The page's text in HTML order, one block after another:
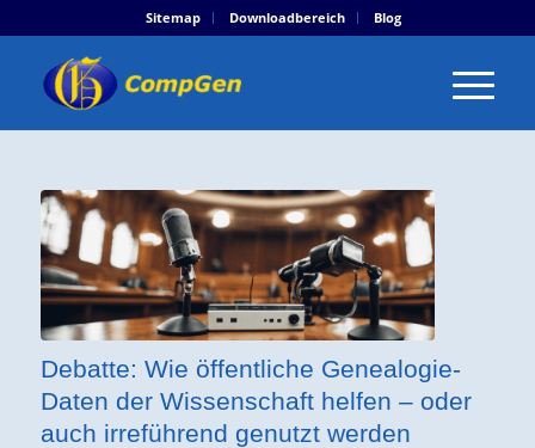
Sitemap Downloadbereich Blog
Debatte: Wie öffentliche Genealogie-
Daten der Wissenschaft helfen – oder
auch irreführend genutzt werden